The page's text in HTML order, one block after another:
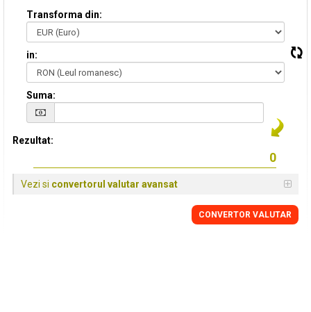
Transforma din:
in:
Suma:
Rezultat:
Vezi si convertorul valutar avansat
CONVERTOR VALUTAR